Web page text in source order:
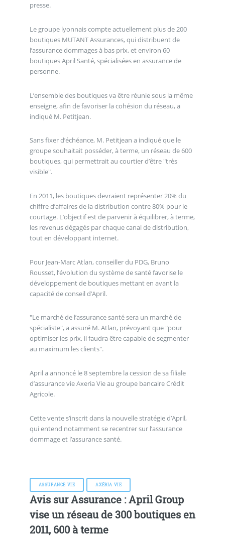
presse.
Le groupe lyonnais compte actuellement plus de 200
boutiques MUTANT Assurances, qui distribuent de
l’assurance dommages à bas prix, et environ 60
boutiques April Santé, spécialisées en assurance de
personne.
L’ensemble des boutiques va être réunie sous la même
enseigne, afin de favoriser la cohésion du réseau, a
indiqué M. Petitjean.
Sans fixer d’échéance, M. Petitjean a indiqué que le
groupe souhaitait posséder, à terme, un réseau de 600
boutiques, qui permettrait au courtier d’être "très
visible".
En 2011, les boutiques devraient représenter 20% du
chiffre d’affaires de la distribution contre 80% pour le
courtage. L’objectif est de parvenir à équilibrer, à terme,
les revenus dégagés par chaque canal de distribution,
tout en développant internet.
Pour Jean-Marc Atlan, conseiller du PDG, Bruno
Rousset, l’évolution du système de santé favorise le
développement de boutiques mettant en avant la
capacité de conseil d’April.
"Le marché de l’assurance santé sera un marché de
spécialiste", a assuré M. Atlan, prévoyant que "pour
optimiser les prix, il faudra être capable de segmenter
au maximum les clients".
April a annoncé le 8 septembre la cession de sa filiale
d’assurance vie Axeria Vie au groupe bancaire Crédit
Agricole.
Cette vente s’inscrit dans la nouvelle stratégie d’April,
qui entend notamment se recentrer sur l’assurance
dommage et l’assurance santé.
ASSURANCE VIE AXÉRIA VIE
Avis sur Assurance : April Group
vise un réseau de 300 boutiques en
2011, 600 à terme